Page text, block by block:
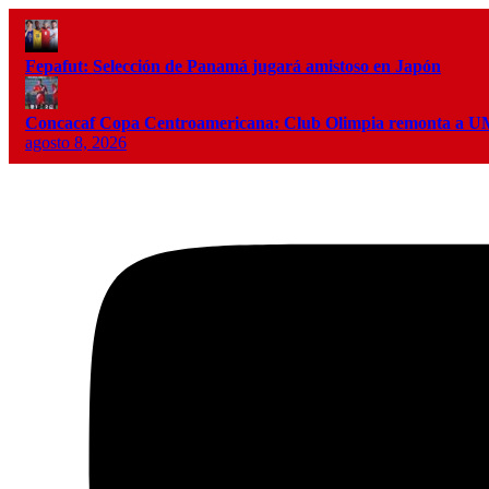
Fepafut: Selección de Panamá jugará amistoso en Japón
Concacaf Copa Centroamericana: Club Olimpia remonta a
agosto 8, 2026